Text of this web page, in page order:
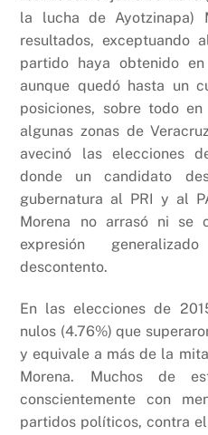
la lucha de Ayotzinapa)
resultados, exceptuando
partido haya obtenido
aunque quedó hasta un
posiciones, sobre todo
algunas zonas de
avecinó las elecciones
donde un candidato
gubernatura al PRI y al
Morena no arrasó ni se
expresión
descontento.
En las elecciones de
nulos (4.76%) que
y equivale a más de la
Morena. Muchos de
conscientemente con
partidos políticos, contra